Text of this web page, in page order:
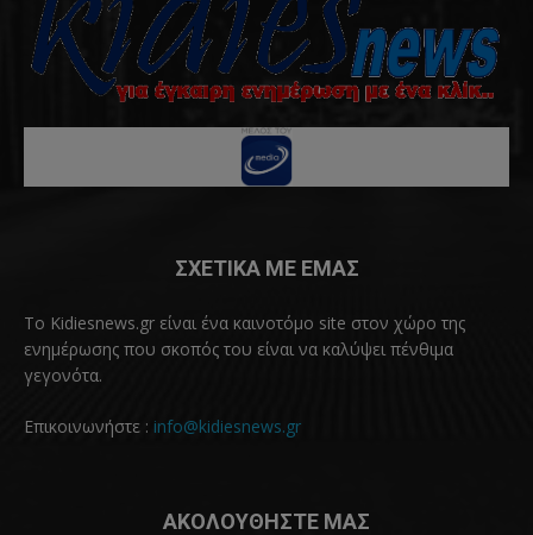
ΣΧΕΤΙΚΑ ΜΕ ΕΜΑΣ
Το Kidiesnews.gr είναι ένα καινοτόμο site στον χώρο της
ενημέρωσης που σκοπός του είναι να καλύψει πένθιμα
γεγονότα.
Επικοινωνήστε : info@kidiesnews.gr
ΑΚΟΛΟΥΘΗΣΤΕ ΜΑΣ